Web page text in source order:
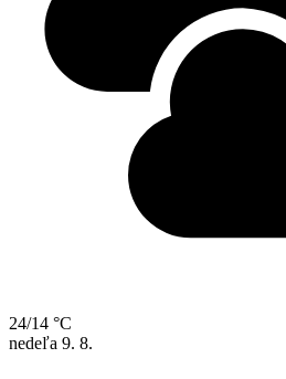
24/14 °C
nedeľa 9. 8.